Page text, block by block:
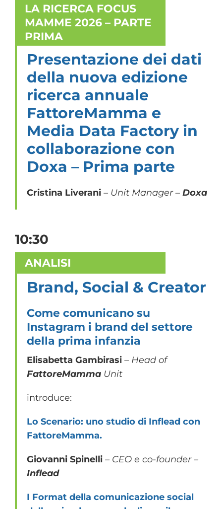
LA RICERCA FOCUS
MAMME 2026 – PARTE
PRIMA
Presentazione dei dati
della nuova edizione
ricerca annuale
FattoreMamma e
Media Data Factory in
collaborazione con
Doxa – Prima parte
Cristina Liverani – Unit Manager – Doxa
10:30
ANALISI
Brand, Social & Creator
Come comunicano su
Instagram i brand del settore
della prima infanzia
Elisabetta Gambirasi – Head of
FattoreMamma Unit
introduce:
Lo Scenario: uno studio di Inflead con
FattoreMamma.
Giovanni Spinelli – CEO e co-founder –
Inflead
I Format della comunicazione social